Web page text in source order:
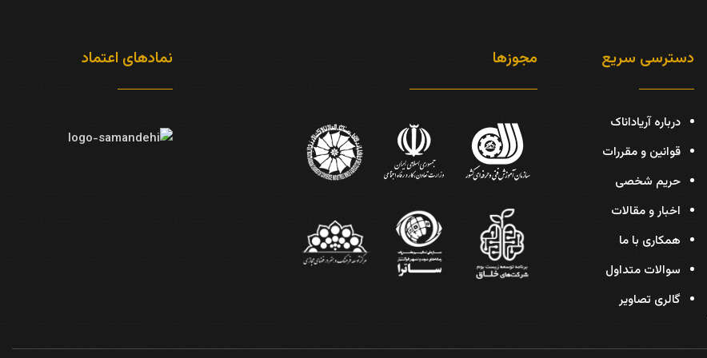
دسترسی سریع
درباره آریاداناک
قوانین و مقررات
حریم شخصی
اخبار و مقالات
همکاری با ما
سوالات متداول
گالری تصاویر
مجوزها نمادهای اعتماد